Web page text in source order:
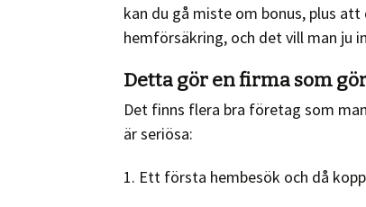
kan du gå miste om bonus, plus
hemförsäkring, och det vill man ju
Detta gör en firma som
Det finns flera bra företag som
är seriösa:
1. Ett första hembesök och då